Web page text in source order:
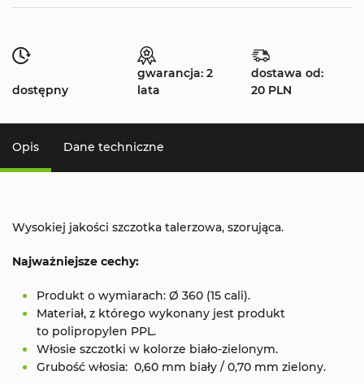
dostępny
gwarancja: 2
lata
dostawa od:
20 PLN
Opis Dane techniczne
Wysokiej jakości szczotka talerzowa, szorująca.
Najważniejsze cechy:
Produkt o wymiarach: Ø 360 (15 cali).
Materiał, z którego wykonany jest produkt
to polipropylen PPL.
Włosie szczotki w kolorze biało-zielonym.
Grubość włosia: 0,60 mm biały / 0,70 mm zielony.